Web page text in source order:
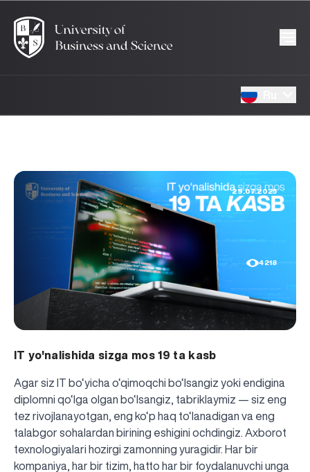
29.07.2025
4218
IT yo'nalishida sizga mos 19 ta kasb
Agar siz IT bo‘yicha o‘qimoqchi bo‘lsangiz yoki endigina
diplomni qo‘lga olgan bo‘lsangiz, tabriklaymiz — siz eng
tez rivojlanayotgan, eng ko‘p haq to‘lanadigan va eng
talabgor sohalardan birining eshigini ochdingiz. Axborot
texnologiyalari hozirgi zamonning yuragidir. Har bir
kompaniya, har bir tizim, hatto har bir foydalanuvchi unga